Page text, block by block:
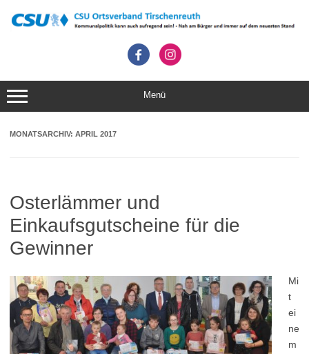
Inhalt
springen
Menü
MONATSARCHIV: APRIL 2017
Osterlämmer und
Einkaufsgutscheine für die
Gewinner
Mi
t
ei
ne
m